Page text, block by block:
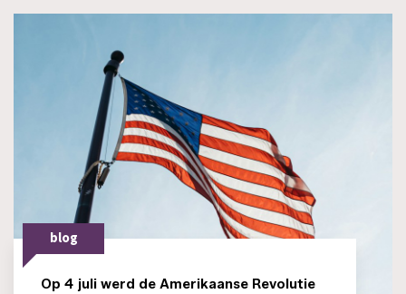
blog
Op 4 juli werd de Amerikaanse Revolutie